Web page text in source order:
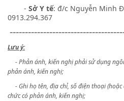
- Sở Y tế: đ/c Nguyễn Minh
0913.294.367
Lưu ý:
- Phản ánh, kiến nghị phải sử dụng
phản ánh, kiến nghị;
- Ghi họ tên, địa chỉ, số điện thoại
chức có phản ánh, kiến nghị;